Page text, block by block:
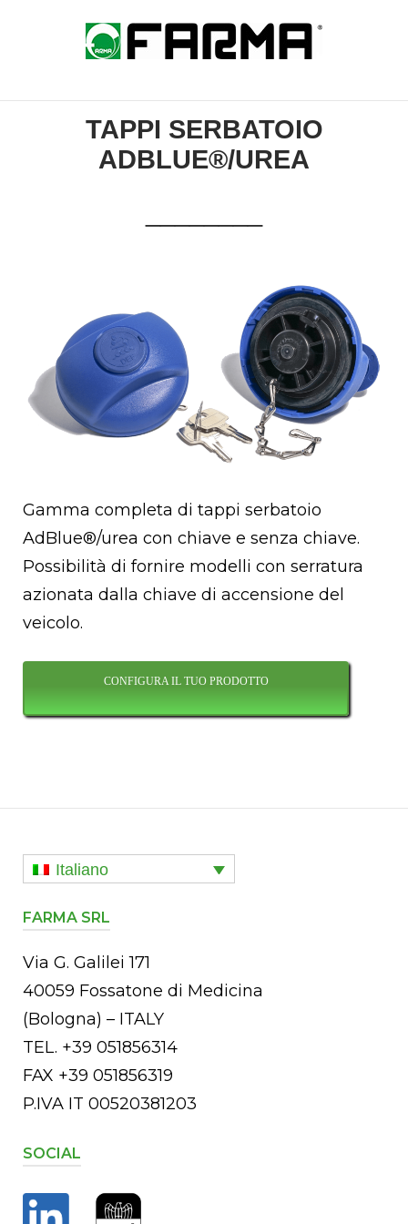
Home
TAPPI SERBATOIO
ADBLUE®/UREA
Gamma completa di tappi serbatoio
AdBlue®/urea con chiave e senza chiave.
Possibilità di fornire modelli con serratura
azionata dalla chiave di accensione del
veicolo.
CONFIGURA IL TUO PRODOTTO
Italiano
FARMA SRL
Via G. Galilei 171
40059 Fossatone di Medicina
(Bologna) – ITALY
TEL. +39 051856314
FAX +39 051856319
P.IVA IT 00520381203
SOCIAL